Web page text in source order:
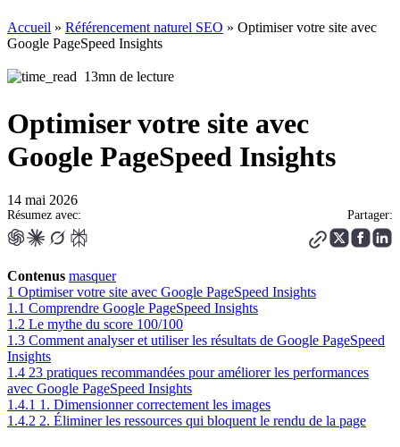
Accueil » Référencement naturel SEO » Optimiser votre site avec
Google PageSpeed Insights
13mn de lecture
Optimiser votre site avec
Google PageSpeed Insights
14 mai 2026
Résumez avec: Partager:
Contenus masquer
1 Optimiser votre site avec Google PageSpeed Insights
1.1 Comprendre Google PageSpeed Insights
1.2 Le mythe du score 100/100
1.3 Comment analyser et utiliser les résultats de Google PageSpeed
Insights
1.4 23 pratiques recommandées pour améliorer les performances
avec Google PageSpeed Insights
1.4.1 1. Dimensionner correctement les images
1.4.2 2. Éliminer les ressources qui bloquent le rendu de la page